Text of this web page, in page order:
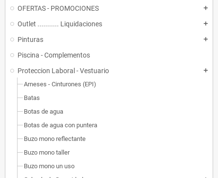
OFERTAS - PROMOCIONES add
Outlet ........... Liquidaciones add
Pinturas add
Piscina - Complementos
Proteccion Laboral - Vestuario
add
Arneses - Cinturones (EPI)
Batas
Botas de agua
Botas de agua con puntera
Buzo mono reflectante
Buzo mono taller
Buzo mono un uso